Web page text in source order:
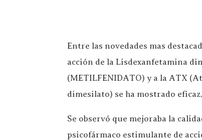
Entre las novedades mas
acción de la Lisdexanfetamina
(METILFENIDATO) y a la ATX
dimesilato) se ha mostrado
Se observó que mejoraba la
psicofármaco estimulante de